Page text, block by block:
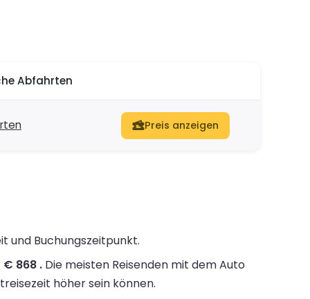
Abfahrten
Preis anzeigen
und Buchungszeitpunkt.
€ 868 . Die meisten Reisenden mit dem Auto
höher sein können.